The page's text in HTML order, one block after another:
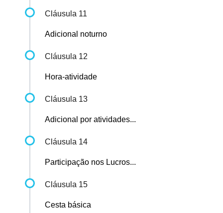
Cláusula 11
Adicional noturno
Cláusula 12
Hora-atividade
Cláusula 13
Adicional por atividades...
Cláusula 14
Participação nos Lucros...
Cláusula 15
Cesta básica